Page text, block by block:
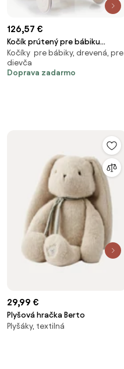
126,57 €
Kočík prútený pre bábiku
bielený Nukke III.š. 44x hl. 26 x v.
16/38(cm)
Kočíky pre bábiky, drevená, pre
dievča
Doprava zadarmo
29,99 €
Plyšová hračka Berto
Plyšáky, textilná